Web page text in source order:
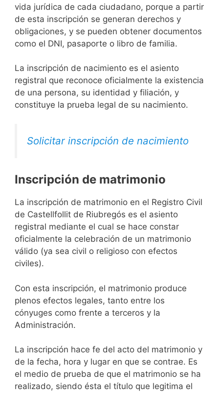
vida jurídica de cada ciudadano, porque a partir
de esta inscripción se generan derechos y
obligaciones, y se pueden obtener documentos
como el DNI, pasaporte o libro de familia.
La inscripción de nacimiento es el asiento
registral que reconoce oficialmente la existencia
de una persona, su identidad y filiación, y
constituye la prueba legal de su nacimiento.
Solicitar inscripción de nacimiento
Inscripción de matrimonio
La inscripción de matrimonio en el Registro Civil
de Castellfollit de Riubregós es el asiento
registral mediante el cual se hace constar
oficialmente la celebración de un matrimonio
válido (ya sea civil o religioso con efectos
civiles).
Con esta inscripción, el matrimonio produce
plenos efectos legales, tanto entre los
cónyuges como frente a terceros y la
Administración.
La inscripción hace fe del acto del matrimonio y
de la fecha, hora y lugar en que se contrae. Es
el medio de prueba de que el matrimonio se ha
realizado, siendo ésta el título que legitima el